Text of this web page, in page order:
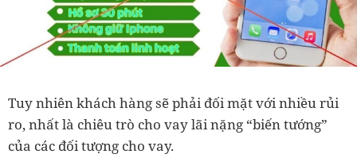
Tuy nhiên khách hàng sẽ phải đối mặt với nhiều rủi
ro, nhất là chiêu trò cho vay lãi nặng “biến tướng”
của các đối tượng cho vay.